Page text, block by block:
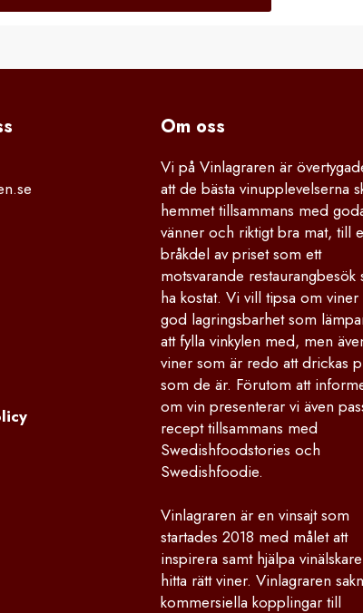
Om oss
Vi på Vinlagraren är
att de bästa vinupplevelserna
hemmet tillsammans med
vänner och riktigt bra mat, till
bråkdel av priset som ett
motsvarande restaurangbesök
ha kostat. Vi vill tipsa om
god lagringsbarhet som
att fylla vinkylen med, men
viner som är redo att drickas
som de är. Förutom att
om vin presenterar vi även
recept tillsammans med
Swedishfoodstories och
Swedishfoodie.
Vinlagraren är en vinsajt som
startades 2018 med målet att
inspirera samt hjälpa
hitta rätt viner. Vinlagraren
kommersiella kopplingar till